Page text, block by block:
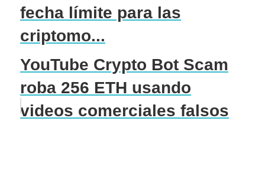
fecha límite para las
criptomo...
YouTube Crypto Bot Scam
roba 256 ETH usando
videos comerciales falsos